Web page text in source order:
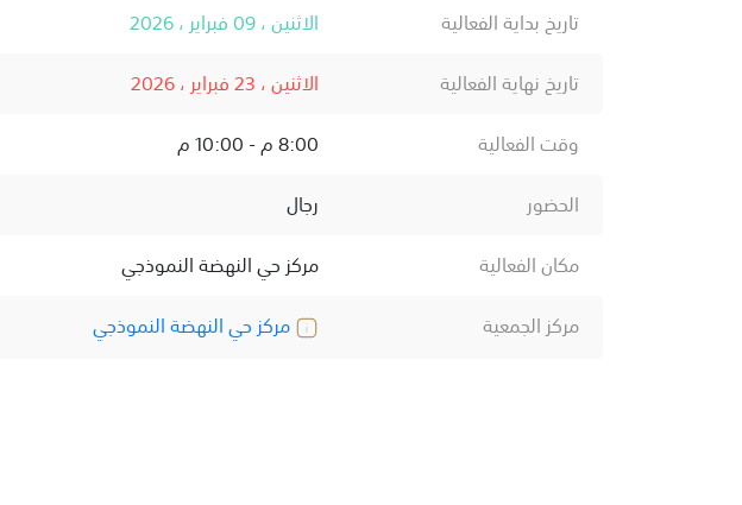
تاريخ بداية الفعالية
الاثنين ، 09 فبراير ، 2026
تاريخ نهاية الفعالية
الاثنين ، 23 فبراير ، 2026
وقت الفعالية
8:00 م - 10:00 م
الحضور
رجال
مكان الفعالية
مركز حي النهضة النموذجي
مركز الجمعية
مركز حي النهضة النموذجي